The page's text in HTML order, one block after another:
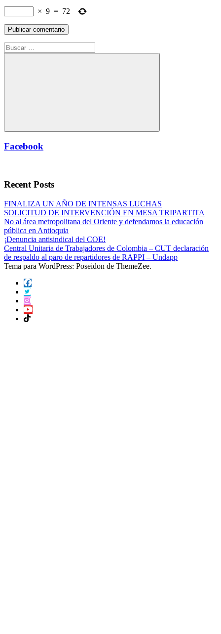
× 9 = 72
Buscar:
Buscar
Facebook
Recent Posts
FINALIZA UN AÑO DE INTENSAS LUCHAS
SOLICITUD DE INTERVENCIÓN EN MESA TRIPARTITA
No al área metropolitana del Oriente y defendamos la educación
pública en Antioquia
¡Denuncia antisindical del COE!
Central Unitaria de Trabajadores de Colombia – CUT declaración
de respaldo al paro de repartidores de RAPPI – Undapp
Tema para WordPress: Poseidon de ThemeZee.